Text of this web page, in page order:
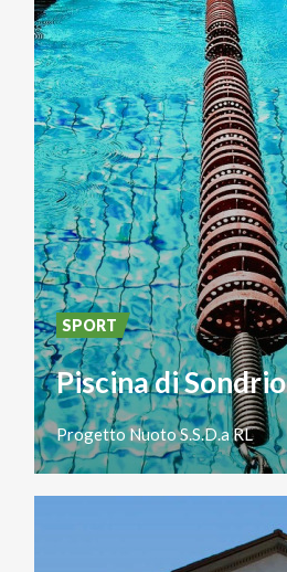
Piscina di Sondrio
ProgettoNuotoS.S.D.a RL
SPORT